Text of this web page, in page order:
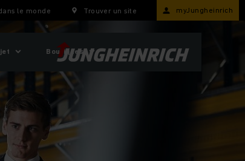
le monde Trouver un site myJungheinrich
Boutiques